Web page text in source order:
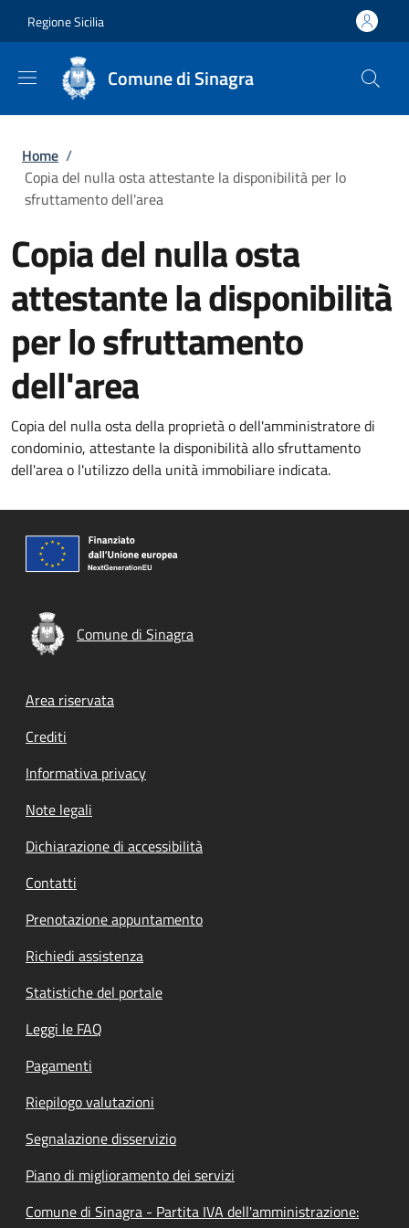
Regione Sicilia
Comune di Sinagra
Briciole di pane
Home /
Copia del nulla osta attestante la disponibilità per lo
sfruttamento dell'area
Copia del nulla osta
attestante la disponibilità
per lo sfruttamento
dell'area
Copia del nulla osta della proprietà o dell'amministratore di
condominio, attestante la disponibilità allo sfruttamento
dell'area o l'utilizzo della unità immobiliare indicata.
Comune di Sinagra
Footer menu
Area riservata
Crediti
Informativa privacy
Note legali
Dichiarazione di accessibilità
Contatti
Prenotazione appuntamento
Richiedi assistenza
Statistiche del portale
Leggi le FAQ
Pagamenti
Riepilogo valutazioni
Segnalazione disservizio
Piano di miglioramento dei servizi
Comune di Sinagra - Partita IVA dell'amministrazione: